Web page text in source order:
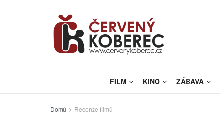
FILM KINO ZÁBAVA
Domů Recenze filmů